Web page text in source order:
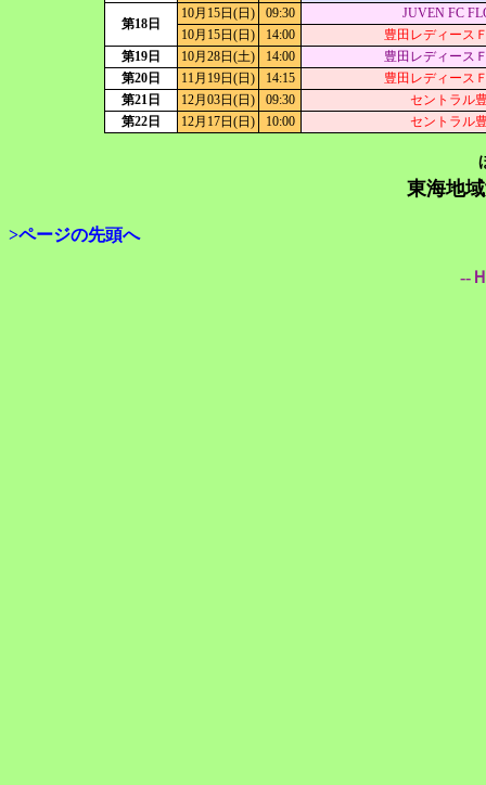
第18日
10月15日(日) 09:30
JUVEN FC
10月15日(日)
14:00
豊田レディース
第19日
10月28日(土) 14:00
豊田レディース
第20日
11月19日(日) 14:15
豊田レディース
第21日
12月03日(日) 09:30
セントラル
第22日
12月17日(日) 10:00 セントラル
東海地
>ページの先頭へ
--